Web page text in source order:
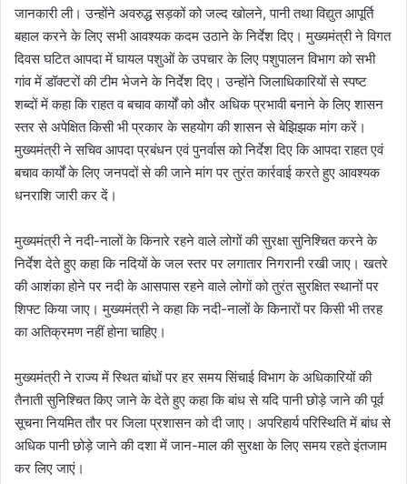
जानकारी ली। उन्होंने अवरुद्ध सड़कों को जल्द खोलने, पानी तथा विद्युत आपूर्ति
बहाल करने के लिए सभी आवश्यक कदम उठाने के निर्देश दिए। मुख्यमंत्री ने विगत
दिवस घटित आपदा में घायल पशुओं के उपचार के लिए पशुपालन विभाग को सभी
गांव में डॉक्टरों की टीम भेजने के निर्देश दिए। उन्होंने जिलाधिकारियों से स्पष्ट
शब्दों में कहा कि राहत व बचाव कार्यों को और अधिक प्रभावी बनाने के लिए शासन
स्तर से अपेक्षित किसी भी प्रकार के सहयोग की शासन से बेझिझक मांग करें।
मुख्यमंत्री ने सचिव आपदा प्रबंधन एवं पुनर्वास को निर्देश दिए कि आपदा राहत एवं
बचाव कार्यों के लिए जनपदों से की जाने मांग पर तुरंत कार्रवाई करते हुए आवश्यक
धनराशि जारी कर दें।
मुख्यमंत्री ने नदी-नालों के किनारे रहने वाले लोगों की सुरक्षा सुनिश्चित करने के
निर्देश देते हुए कहा कि नदियों के जल स्तर पर लगातार निगरानी रखी जाए। खतरे
की आशंका होने पर नदी के आसपास रहने वाले लोगों को तुरंत सुरक्षित स्थानों पर
शिफ्ट किया जाए। मुख्यमंत्री ने कहा कि नदी-नालों के किनारों पर किसी भी तरह
का अतिक्रमण नहीं होना चाहिए।
मुख्यमंत्री ने राज्य में स्थित बांधों पर हर समय सिंचाई विभाग के अधिकारियों की
तैनाती सुनिश्चित किए जाने के देते हुए कहा कि बांध से यदि पानी छोड़े जाने की पूर्व
सूचना नियमित तौर पर जिला प्रशासन को दी जाए। अपरिहार्य परिस्थिति में बांध से
अधिक पानी छोड़े जाने की दशा में जान-माल की सुरक्षा के लिए समय रहते इंतजाम
कर लिए जाएं।